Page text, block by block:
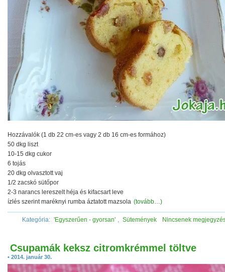
Hozzávalók (1 db 22 cm-es vagy 2 db 16 cm-es formához)
50 dkg liszt
10-15 dkg cukor
6 tojás
20 dkg olvasztott vaj
1/2 zacskó sütőpor
2-3 narancs lereszelt héja és kifacsart leve
ízlés szerint maréknyi rumba áztatott mazsola (tovább…)
Kategória: 'Egyszerűen - gyorsan' , Sütemények Nincsenek
Csupamák keksz citromkrémmel töltve
• 2014. január 30.